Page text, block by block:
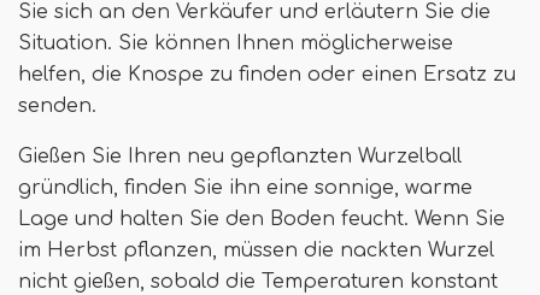
Sie sich an den Verkäufer und erläutern Sie die
Situation. Sie können Ihnen möglicherweise
helfen, die Knospe zu finden oder einen Ersatz zu
senden.
Gießen Sie Ihren neu gepflanzten Wurzelball
gründlich, finden Sie ihn eine sonnige, warme
Lage und halten Sie den Boden feucht. Wenn Sie
im Herbst pflanzen, müssen die nackten Wurzel
nicht gießen, sobald die Temperaturen konstant